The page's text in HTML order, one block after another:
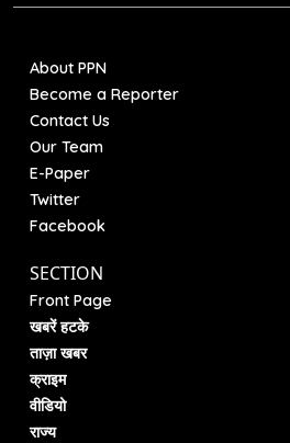
About PPN
Become a Reporter
Contact Us
Our Team
E-Paper
Twitter
Facebook
SECTION
Front Page
खबरें हटके
ताज़ा खबर
क्राइम
वीडियो
राज्य